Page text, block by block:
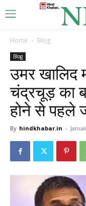
Home Blog
Blog
उमर खालिद
चंद्रचूड़ का
होने से पहले
By hindkhabar.in -